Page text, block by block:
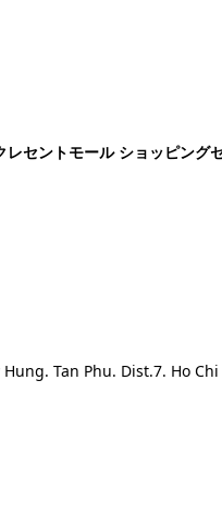
セントモール ショッピング
Tan Phu. Dist.7. Ho